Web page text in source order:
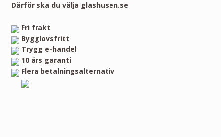
Därför ska du välja glashusen.se
Fri frakt
Bygglovsfritt
Trygg e-handel
10 års garanti
Flera betalningsalternativ